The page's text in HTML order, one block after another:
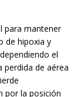
para mantener
de hipoxia y
el
perdida de aérea
por la posición